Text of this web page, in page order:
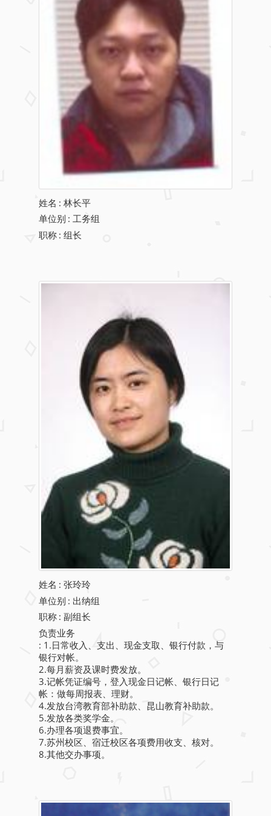
姓名 : 林长平
单位别 : 工务组
职称 : 组长
姓名 : 张玲玲
单位别 : 出纳组
职称 : 副组长
负责业务
: 1.日常收入、支出、现金支取、银行付款，与
银行对帐。
2.每月薪资及课时费发放。
3.记帐凭证编号，登入现金日记帐、银行日记
帐：做每周报表、理财。
4.发放台湾教育部补助款、昆山教育补助款。
5.发放各类奖学金。
6.办理各项退费事宜。
7.苏州校区、宿迁校区各项费用收支、核对。
8.其他交办事项。